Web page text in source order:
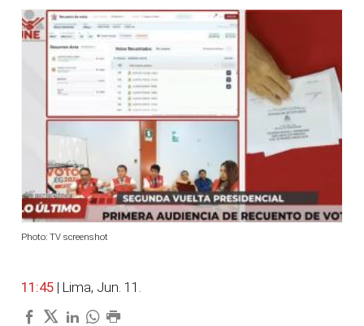
Photo: TV screenshot
11:45 | Lima, Jun. 11.